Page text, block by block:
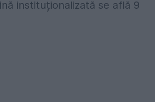
instituționalizată se află 9